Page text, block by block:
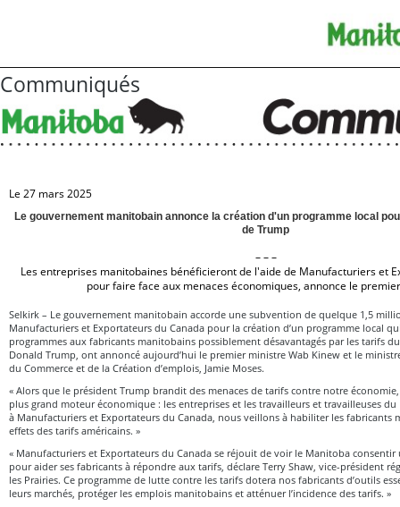
Communiqués
Le 27 mars 2025
Le gouvernement manitobain annonce la création d'un programme local
de Trump
– – –
Les entreprises manitobaines bénéficieront de l'aide de Manufacturiers et
pour faire face aux menaces économiques, annonce le
Selkirk – Le gouvernement manitobain accorde une subvention de quelque 1,5
Manufacturiers et Exportateurs du Canada pour la création d’un programme local
programmes aux fabricants manitobains possiblement désavantagés par les tarifs
Donald Trump, ont annoncé aujourd’hui le premier ministre Wab Kinew et le
du Commerce et de la Création d’emplois, Jamie Moses.
« Alors que le président Trump brandit des menaces de tarifs contre notre
plus grand moteur économique : les entreprises et les travailleurs et travailleuses
à Manufacturiers et Exportateurs du Canada, nous veillons à habiliter les fabricants
effets des tarifs américains. »
« Manufacturiers et Exportateurs du Canada se réjouit de voir le Manitoba
pour aider ses fabricants à répondre aux tarifs, déclare Terry Shaw, vice-président
les Prairies. Ce programme de lutte contre les tarifs dotera nos fabricants d’outils
leurs marchés, protéger les emplois manitobains et atténuer l’incidence des tarifs. »